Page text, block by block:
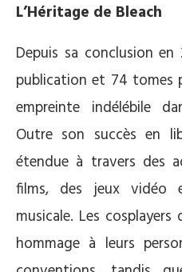
L’Héritage de Bleach
Depuis sa conclusion en
publication et 74 tomes
empreinte indélébile
Outre son succès en
étendue à travers des
films, des jeux vidéo
musicale. Les
hommage à leurs